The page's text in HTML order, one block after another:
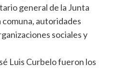
general de la Junta
autoridades
sociales y
Luis Curbelo fueron los